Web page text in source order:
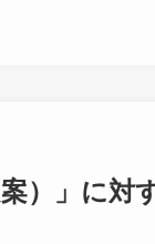
）」に対